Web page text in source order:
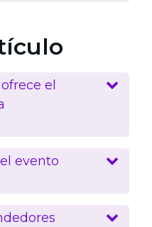
el
evento